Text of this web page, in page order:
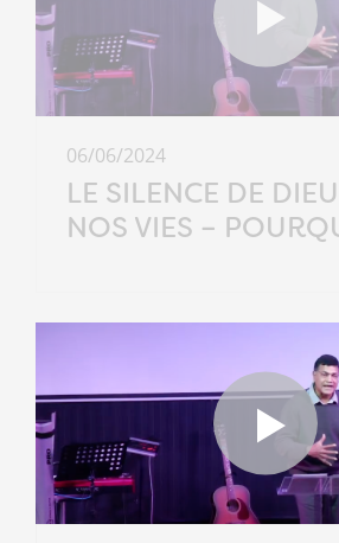
06/06/2024
LE SILENCE DE
NOS VIES –